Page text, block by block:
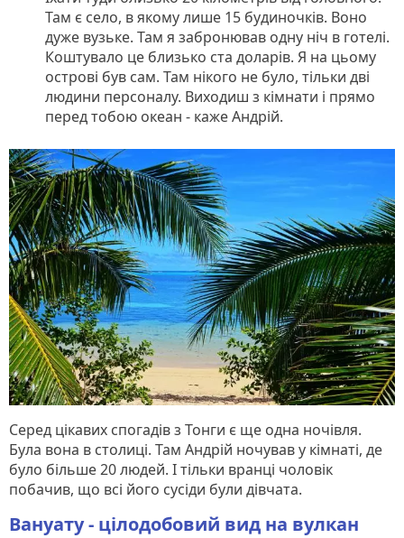
Там є село, в якому лише 15 будиночків. Воно
дуже вузьке. Там я забронював одну ніч в готелі.
Коштувало це близько ста доларів. Я на цьому
острові був сам. Там нікого не було, тільки дві
людини персоналу. Виходиш з кімнати і прямо
перед тобою океан - каже Андрій.
Серед цікавих спогадів з Тонги є ще одна ночівля.
Була вона в столиці. Там Андрій ночував у кімнаті, де
було більше 20 людей. І тільки вранці чоловік
побачив, що всі його сусіди були дівчата.
Вануату - цілодобовий вид на вулкан